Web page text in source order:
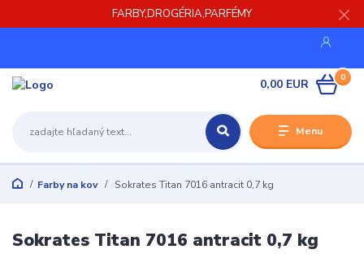
FARBY,DROGÉRIA,PARFÉMY
Menu
0
0,00 EUR
Farby na kov Sokrates Titan 7016 antracit 0,7 kg
Sokrates Titan 7016 antracit 0,7 kg